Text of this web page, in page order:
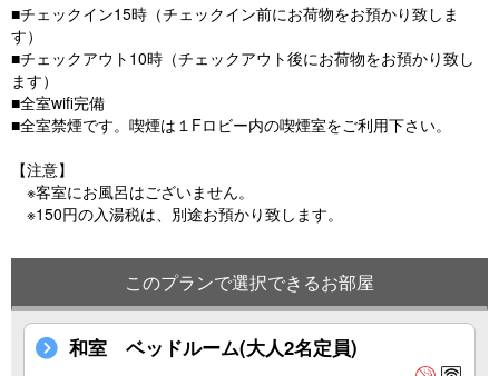
■チェックイン15時（チェックイン前にお荷物をお預かり致しま
す）
■チェックアウト10時（チェックアウト後にお荷物をお預かり致し
ます）
■全室wifi完備
■全室禁煙です。喫煙は１Fロビー内の喫煙室をご利用下さい。
【注意】
※客室にお風呂はございません。
※150円の入湯税は、別途お預かり致します。
このプランで選択できるお部屋
和室 ベッドルーム(大人2名定員)